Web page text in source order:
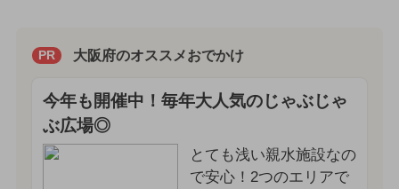
PR 大阪府のオススメおでかけ
今年も開催中！毎年大人気のじゃぶじゃ
ぶ広場◎
とても浅い親水施設なの
で安心！2つのエリアで